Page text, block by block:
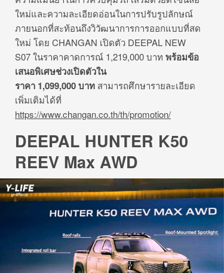
ใหม่และความละเอียดอ่อนในการปรับรูปลักษณ์
ภายนอกที่สะท้อนถึงวิวัฒนาการการออกแบบที่สด
ใหม่ โดย CHANGAN เปิดตัว DEEPAL NEW
S07 ในราคาคาดการณ์ 1,219,000 บาท พร้อมข้อ
เสนอพิเศษช่วงเปิดตัวใน
ราคา 1,099,000 บาท สามารถศึกษารายละเอียด
เพิ่มเติมได้ที่
https://www.changan.co.th/th/promotion/
DEEPAL HUNTER K50
REEV Max AWD